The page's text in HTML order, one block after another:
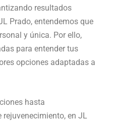
resultados
Prado, entendemos que
y única. Por ello,
para entender tus
opciones adaptadas a
hasta
en JL